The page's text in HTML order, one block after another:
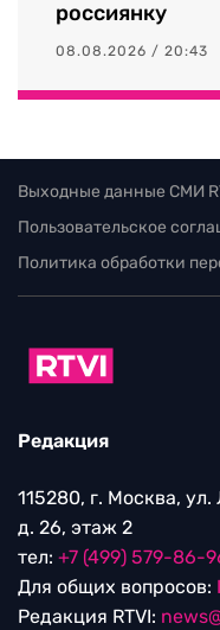
россиянку
08.08.2026 / 20:43
Выходные данные СМИ
Пользовательское
Политика обработки
Редакция
115280, г. Москва,
д. 26, этаж 2
тел: +7 (499) 579-86-
Для общих вопросов:
Редакция RTVI: